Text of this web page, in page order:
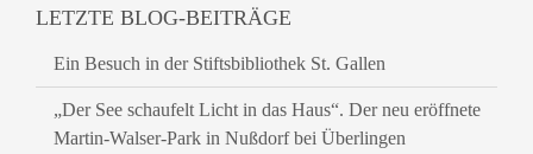
LETZTE BLOG-BEITRÄGE
Ein Besuch in der Stiftsbibliothek St. Gallen
„Der See schaufelt Licht in das Haus“. Der neu eröffnete
Martin-Walser-Park in Nußdorf bei Überlingen